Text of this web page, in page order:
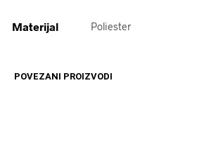
Materijal Poliester
POVEZANI PROIZVODI